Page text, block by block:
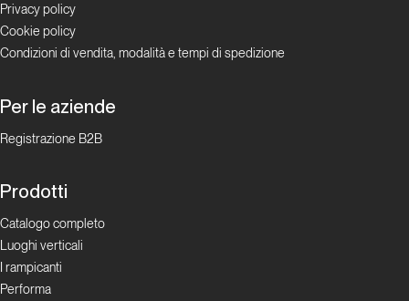
NoGrip
La rivoluzione
social oggi
celebre youtuber
dell’arrampicata!
Privacy policy
Cookie policy
Condizioni di vendita, modalità e tempi di spedizione
Per le aziende
Registrazione B2B
Prodotti
Catalogo completo
Luoghi verticali
I rampicanti
Performa